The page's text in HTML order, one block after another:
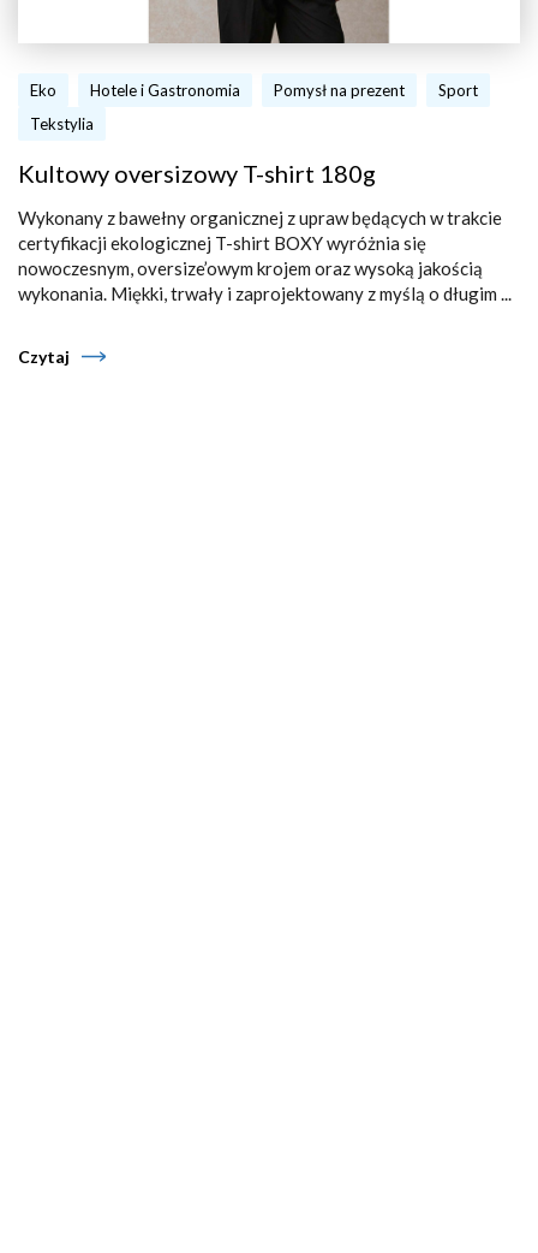
Eko Hotele i Gastronomia Pomysł na prezent
Sport
Tekstylia
Kultowy oversizowy T-shirt 180g
Wykonany z bawełny organicznej z upraw będących w trakcie
certyfikacji ekologicznej T-shirt BOXY wyróżnia się
nowoczesnym, oversize’owym krojem oraz wysoką jakością
wykonania. Miękki, trwały i zaprojektowany z myślą o długim ...
Czytaj